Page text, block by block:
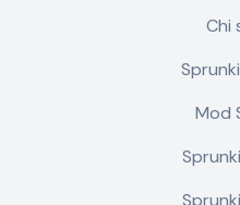
Chi
Mod